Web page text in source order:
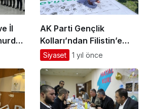
İl
Bir
AK Parti Gençlik
Kolları’ndan Filistin’e
Destek: “Umudu
Siyaset 1 yıl önce